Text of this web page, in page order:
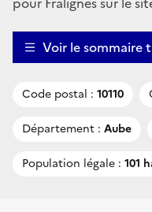
Voir le sommaire
Code postal : 10110
Département : Aube
Population légale : 101